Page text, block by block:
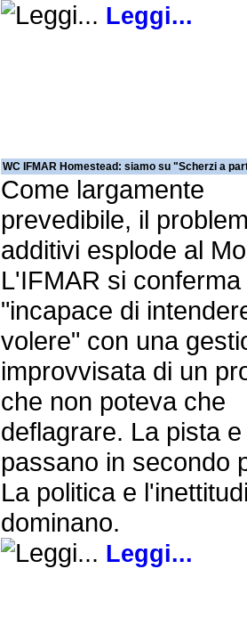
Leggi...
WC IFMAR Homestead: siamo su "Scherzi a
Come largamente
prevedibile, il
additivi esplode al
L'IFMAR si conferma
"incapace di
volere" con una
improvvisata di un
che non poteva che
deflagrare. La pista
passano in secondo
La politica e
dominano.
Leggi...